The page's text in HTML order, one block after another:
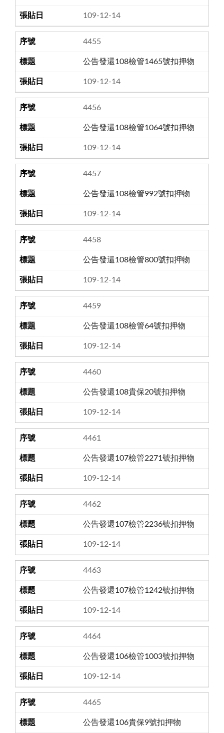
109-12-14
4455
公告發還108檢管1465號扣押物
109-12-14
4456
公告發還108檢管1064號扣押物
109-12-14
4457
公告發還108檢管992號扣押物
109-12-14
4458
公告發還108檢管800號扣押物
109-12-14
4459
公告發還108檢管64號扣押物
109-12-14
4460
公告發還108貴保20號扣押物
109-12-14
4461
公告發還107檢管2271號扣押物
109-12-14
4462
公告發還107檢管2236號扣押物
109-12-14
4463
公告發還107檢管1242號扣押物
109-12-14
4464
公告發還106檢管1003號扣押物
109-12-14
4465
公告發還106貴保9號扣押物